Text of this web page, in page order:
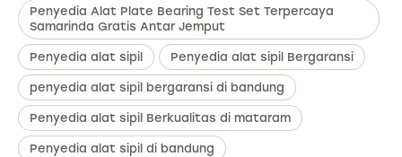
Penyedia Alat Plate Bearing Test Set Terpercaya
Samarinda Gratis Antar Jemput
Penyedia alat sipil Penyedia alat sipil Bergaransi
penyedia alat sipil bergaransi di bandung
Penyedia alat sipil Berkualitas di mataram
Penyedia alat sipil di bandung